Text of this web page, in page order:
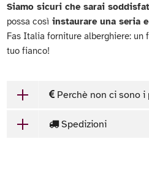
Siamo sicuri che sarai
possa così instaurare una seria
Fas Italia forniture alberghiere:
tuo fianco!
Perchè non ci sono i
Spedizioni